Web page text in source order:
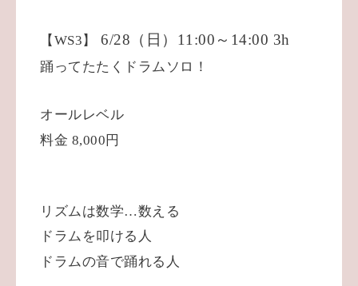
【 WS3 】 6/28 （日） 11:00 ～ 14:00 3h
踊ってたたくドラムソロ！
オールレベル
料金 8,000 円
リズムは数学…数える
ドラムを叩ける人
ドラムの音で踊れる人